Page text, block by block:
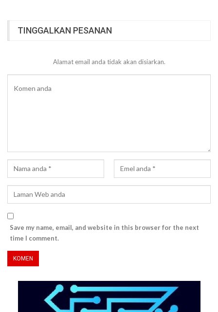
TINGGALKAN PESANAN
Alamat email anda tidak akan disiarkan.
Save my name, email, and website in this browser for the next
time I comment.